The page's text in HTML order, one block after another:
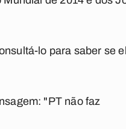
lo para saber se
"PT não faz